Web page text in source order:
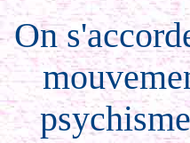
On